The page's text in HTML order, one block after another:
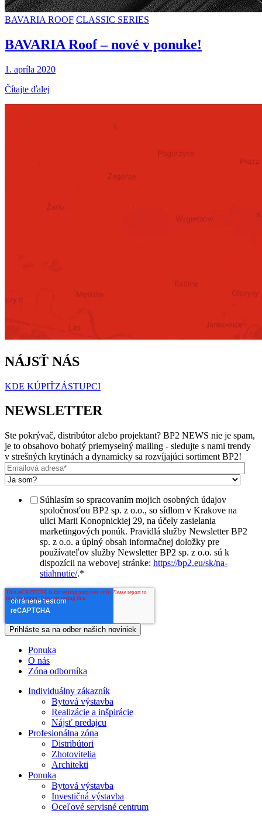
BAVARIA ROOF CLASSIC SERIES
BAVARIA Roof – nové v ponuke!
1. apríla 2020
Čítajte ďalej
NÁJSŤ NÁS
KDE KÚPIŤZÁSTUPCI
NEWSLETTER
Ste pokrývač, distribútor alebo projektant? BP2 NEWS nie je spam,
je to obsahovo bohatý priemyselný mailing - sledujte s nami trendy
v strešných krytinách a dynamicky sa rozvíjajúci sortiment BP2!
Súhlasím so spracovaním mojich osobných údajov
spoločnosťou BP2 sp. z o.o., so sídlom v Krakove na
ulici Marii Konopnickiej 29, na účely zasielania
marketingových ponúk. Pravidlá služby Newsletter BP2
sp. z o.o. a úplný obsah informačnej doložky pre
používateľov služby Newsletter BP2 sp. z o.o. sú k
dispozícii na webovej stránke: https://bp2.eu/sk/na-
stiahnutie/.*
Ponuka
O nás
Zóna odborníka
Individuálny zákazník
Bytová výstavba
Realizácie a inšpirácie
Nájsť predajcu
Profesionálna zóna
Distribútori
Zhotovitelia
Architekti
Ponuka
Bytová výstavba
Investičná výstavba
Oceľové servisné centrum